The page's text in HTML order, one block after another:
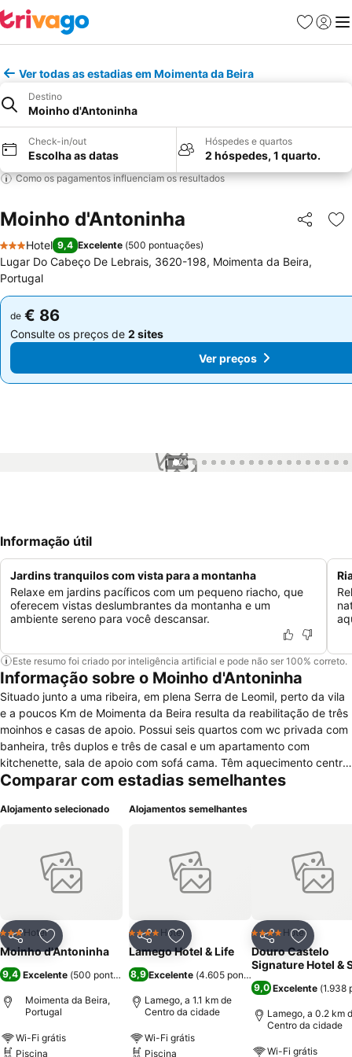
Favoritos
Iniciar
Ver todas as estadias em Moimenta da Beira
Destino
Moinho d'Antoninha
Check-in/out
Escolha as datas
Hóspedes e quartos
2 hóspedes, 1 quarto.
Como os pagamentos influenciam os resultados
Moinho d'Antoninha Partilhar
3 Estrelas
Hotel 9,4 Excelente (500 pontuações)
Lugar Do Cabeço De Lebrais, 3620-198, Moimenta da Beira,
Portugal
de € 86
Consulte os preços de 2 sites
de € 86
Consulte os preços de 2 sites
Ver preços
1 / 21
Informação útil
Jardins tranquilos com vista para a montanha
Relaxe em jardins pacíficos com um pequeno riacho, que
oferecem vistas deslumbrantes da montanha e um
ambiente sereno para você descansar.
Este resumo foi criado por inteligência artificial e pode não ser 100% correto.
Informação sobre o Moinho d'Antoninha
Situado junto a uma ribeira, em plena Serra de Leomil, perto da vila
e a poucos Km de Moimenta da Beira resulta da reabilitação de três
moinhos e casas de apoio. Possui seis quartos com wc privada com
banheira, três duplos e três de casal e um apartamento com
kitchenette, sala de apoio com sofá cama. Têm aquecimento central
e televisão com canais por satélite. A villa dispõe de frigorífico e
extra até 15 anos. Com decoração rústica têm ao seu dispor
liberdade (cães e gatos). Aceitamos o seu animal de estimação por
consulta (com custos adicionais). Na envolvente poderá encontrar
javalis, raposas, coelhos e lebres em estado selvagem. Tem jardim
pérgula e mesas de pedra onde poderá relaxar ou confecionar o
seu BBQ. Devido à paisagem rural ao seu redor, você pode também
explorar a zona através de caminhadas e passeios de bicicleta. O
sítio envolve-nos em paz serena e só o descanso fica bem a quem
chega aos moinhos.
Comparar com estadias semelhantes
Alojamento selecionado
PartilharAdicionar aos favoritos
3 Estrelas
Hotel
Moinho d'Antoninha
9,4 Excelente (500 pontuações)
Moimenta da Beira,
Portugal
Wi-Fi grátis
Piscina
Alojamentos semelhantes
PartilharAdicionar aos favoritos
4 EstrelasHotel
Lamego Hotel & Life
8,9Excelente (4.605 pontuações
Lamego, a 1.1 km de
Centro da cidade
Wi-Fi grátis
Piscina
Partilhar
4 EstrelasHotel
Douro Castelo
Signature Hotel &
9,0 Excelente (1.938
Lamego, a 0.2 km
Centro da cidade
Wi-Fi grátis